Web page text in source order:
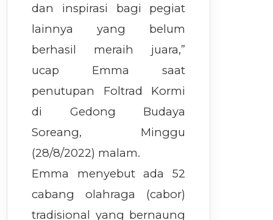
dan inspirasi bagi pegiat
lainnya yang belum
berhasil meraih juara,”
ucap Emma saat
penutupan Foltrad Kormi
di Gedong Budaya
Soreang, Minggu
(28/8/2022) malam.
Emma menyebut ada 52
cabang olahraga (cabor)
tradisional yang bernaung